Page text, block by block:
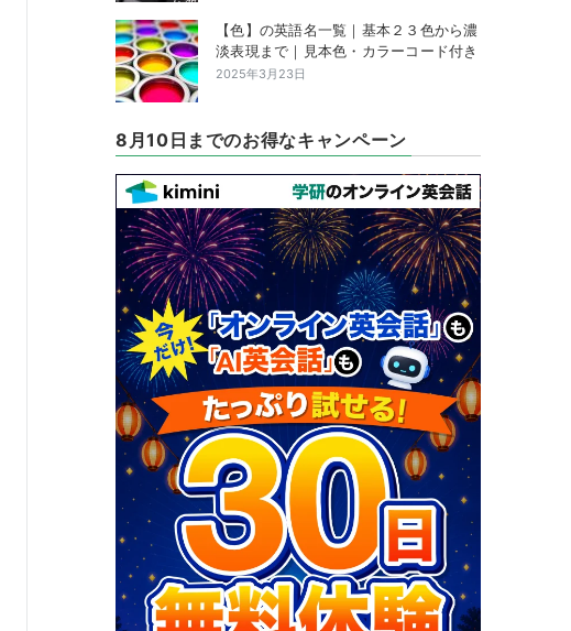
【色】の英語名一覧｜基本２３色から濃
淡表現まで｜見本色・カラーコード付き
2025年3月23日
8月10日までのお得なキャンペーン